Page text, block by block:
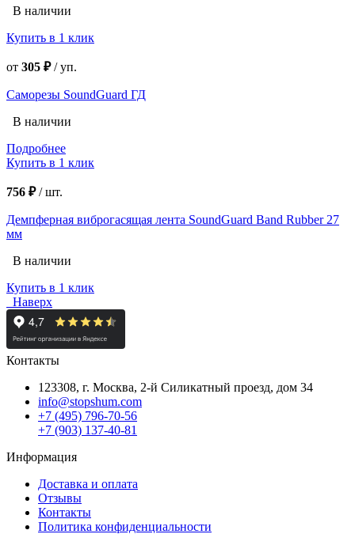
В наличии
Купить в 1 клик
от 305 ₽/уп.
Саморезы SoundGuard ГД
В наличии
Подробнее
Купить в 1 клик
756 ₽/шт.
Демпферная виброгасящая лента SoundGuard Band Rubber 27
мм
В наличии
Купить в 1 клик
Наверх
Контакты
123308, г. Москва, 2-й Силикатный проезд, дом 34
info@stopshum.com
+7 (495) 796-70-56
+7 (903) 137-40-81
Информация
Доставка и оплата
Отзывы
Контакты
Политика конфиденциальности